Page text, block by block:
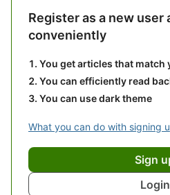
Register as a new user
conveniently
You get articles that match
You can efficiently read
You can use dark theme
What you can do with signing
Sign
Login